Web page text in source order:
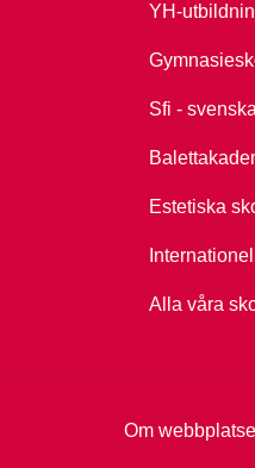
YH-
Sfi -
Estetiska
Alla våra
Om